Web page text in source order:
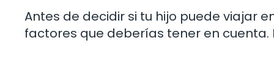
Antes de decidir si tu hijo puede viajar
factores que deberías tener en cuenta.